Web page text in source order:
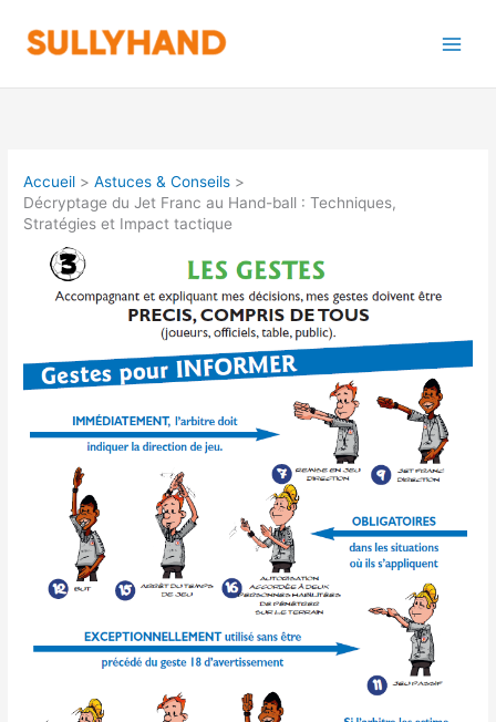
contenu
Accueil
Astuces & Conseils
Décryptage du Jet Franc au Hand-ball : Techniques,
Stratégies et Impact tactique